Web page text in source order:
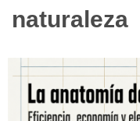
naturaleza